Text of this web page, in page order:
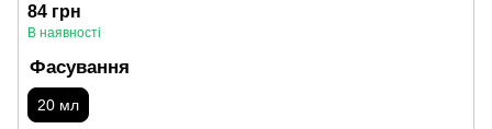
84 грн
В наявності
Фасування
20 мл